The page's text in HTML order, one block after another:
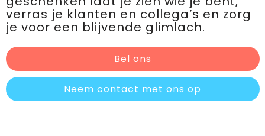
verras je klanten en collega’s en zorg
je voor een blijvende glimlach.
Bel ons
Neem contact met ons op